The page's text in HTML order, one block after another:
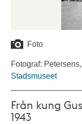
Foto
Fotograf:
Stadsmuseet
Från kung
1943